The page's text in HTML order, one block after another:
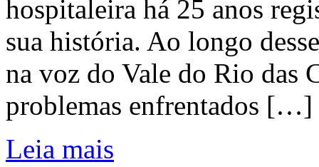
hospitaleira há 25 anos
sua história. Ao longo
na voz do Vale do Rio das
problemas enfrentados […]
Leia mais